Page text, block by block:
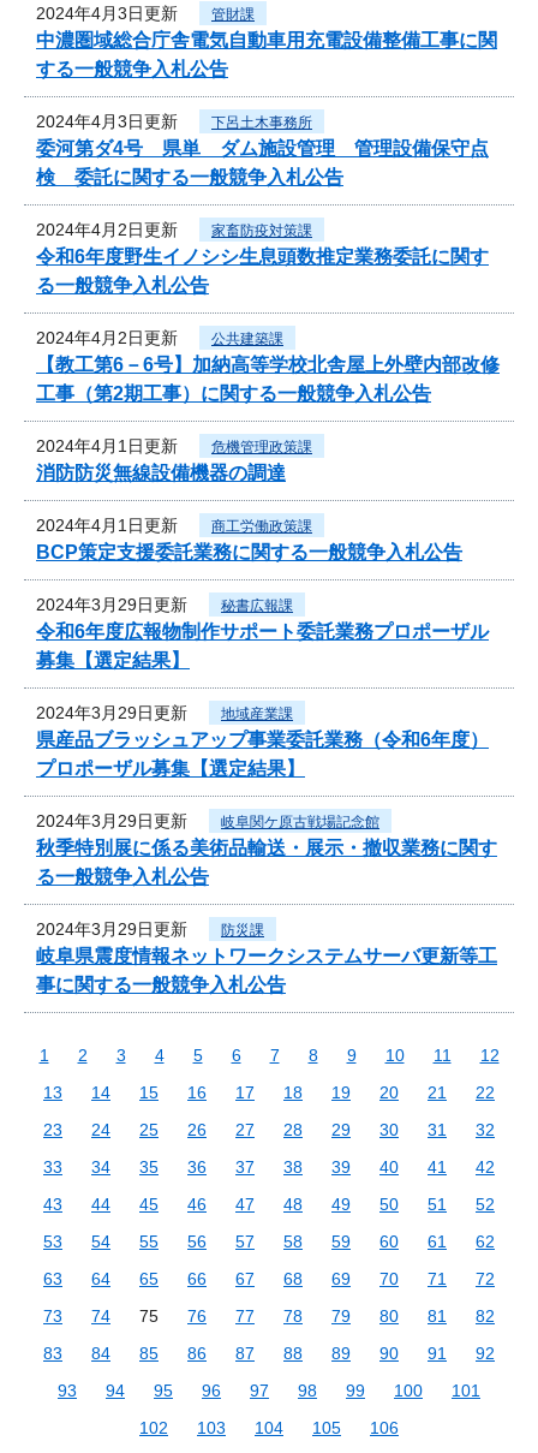
2024年4月3日更新 管財課
中濃圏域総合庁舎電気自動車用充電設備整備工事に関
する一般競争入札公告
2024年4月3日更新 下呂土木事務所
委河第ダ4号 県単 ダム施設管理 管理設備保守点
検 委託に関する一般競争入札公告
2024年4月2日更新 家畜防疫対策課
令和6年度野生イノシシ生息頭数推定業務委託に関す
る一般競争入札公告
2024年4月2日更新 公共建築課
【教工第6－6号】加納高等学校北舎屋上外壁内部改修
工事（第2期工事）に関する一般競争入札公告
2024年4月1日更新 危機管理政策課
消防防災無線設備機器の調達
2024年4月1日更新 商工労働政策課
BCP策定支援委託業務に関する一般競争入札公告
2024年3月29日更新 秘書広報課
令和6年度広報物制作サポート委託業務プロポーザル
募集【選定結果】
2024年3月29日更新 地域産業課
県産品ブラッシュアップ事業委託業務（令和6年度）
プロポーザル募集【選定結果】
2024年3月29日更新 岐阜関ケ原古戦場記念館
秋季特別展に係る美術品輸送・展示・撤収業務に関す
る一般競争入札公告
2024年3月29日更新 防災課
岐阜県震度情報ネットワークシステムサーバ更新等工
事に関する一般競争入札公告
1 2 3 4 5 6 7 8 9 10 11
12
13
14 15 16 17 18 19 20 21
22
23
24 25 26 27 28 29 30 31
32
33
34 35 36 37 38 39 40 41
42
43
44 45 46 47 48 49 50 51
52
53
54 55 56 57 58 59 60 61
62
63
64 65 66 67 68 69 70 71
72
73
74 75 76 77 78 79 80 81
82
83
84 85 86 87 88 89 90 91
92
93
94 95 96 97 98 99 100
101
102
103 104 105 106